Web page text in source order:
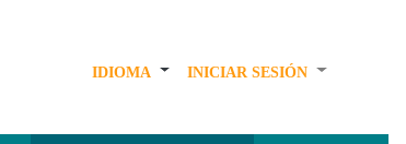
IDIOMA INICIAR SESIÓN